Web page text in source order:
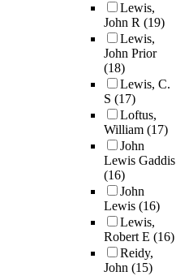
Lewis,
John R (19)
Lewis,
John Prior
(18)
Lewis, C.
S (17)
Loftus,
William (17)
John
Lewis Gaddis
(16)
John
Lewis (16)
Lewis,
Robert E (16)
Reidy,
John (15)